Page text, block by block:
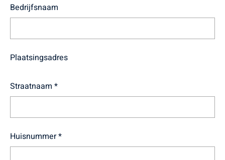
Bedrijfsnaam
Plaatsingsadres
Straatnaam *
Huisnummer *